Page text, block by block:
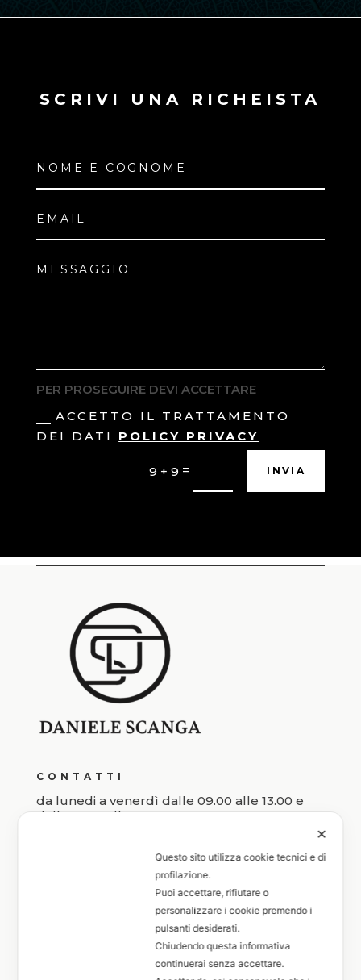
SCRIVI UNA RICHEISTA
PER PROSEGUIRE DEVI ACCETTARE
ACCETTO IL TRATTAMENTO
DEI DATI POLICY PRIVACY
9 + 9 = INVIA
CONTATTI
da lunedi a venerdì dalle 09.00 alle 13.00 e
dalle 16.00 alle 19.00
✕
Questo sito utilizza cookie tecnici e di
profilazione.
Puoi accettare, rifiutare o
personalizzare i cookie premendo i
pulsanti desiderati.
Chiudendo questa informativa
continuerai senza accettare.